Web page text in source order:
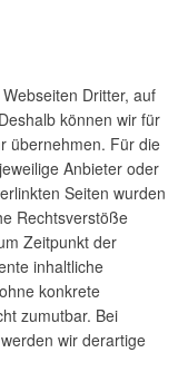
Dritter, auf
können wir für
übernehmen. Für die
Anbieter oder
Seiten wurden
Rechtsverstöße
Zeitpunkt der
inhaltliche
konkrete
zumutbar. Bei
wir derartige